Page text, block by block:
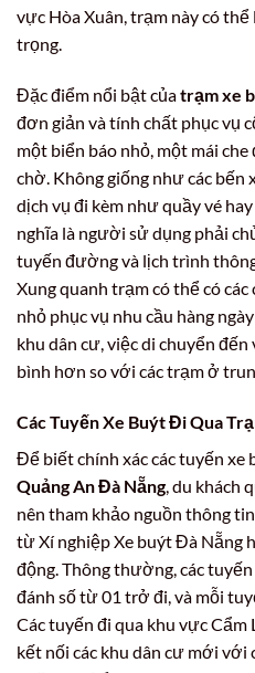
vực Hòa Xuân, trạm này có
trọng.
Đặc điểm nổi bật củatrạm xe
đơn giản và tính chất phục vụ
một biển báo nhỏ, một mái
chờ. Không giống như các bến
dịch vụ đi kèm như quầy vé
nghĩa là người sử dụng phải
tuyến đường và lịch trình
Xung quanh trạm có thể có
nhỏ phục vụ nhu cầu hàng
khu dân cư, việc di chuyển
bình hơn so với các trạm ở
Các Tuyến Xe Buýt Đi Qua
Để biết chính xác các tuyến xe
Quảng An Đà Nẵng, du khách
nên tham khảo nguồn thông
từ Xí nghiệp Xe buýt Đà Nẵng
động. Thông thường, các
đánh số từ 01 trở đi, và mỗi
Các tuyến đi qua khu vực
kết nối các khu dân cư mới với